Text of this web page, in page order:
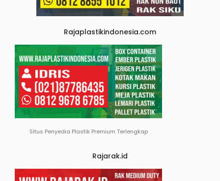
Rajaplastikindonesia.com
Situs Penyedia Plastik Premium Terlengkap
Rajarak.id